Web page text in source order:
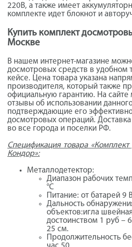
220В, а также имеет
комплекте идет блокнот и
Купить комплект
Москве
В нашем интернет-магазине
досмотровых средств в удобном
кейсе. Цена товара указана
производителя, который также
официальную гарантию. На сайте
отзывы об использовании
подтверждающие его
досмотровых операций. Доставка
во все города и поселки РФ.
Спецификация товара
Кондор»:
Металлодетектор:
Диапазон рабочих
°С
Питание: от батарей 9
Дальность
объектов:игла
достоинством 1 руб –
25 см.
Продолжительность